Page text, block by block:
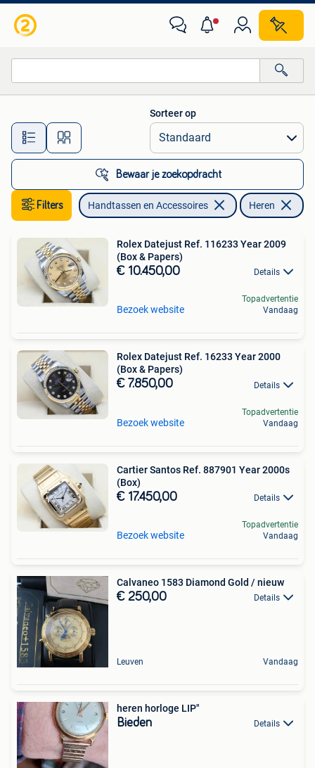
Alle afstanden…
Sorteer op
Bewaar je zoekopdracht
Filters Handtassen en Accessoires Heren
Rolex Datejust Ref. 116233 Year 2009
(Box & Papers)
€ 10.450,00 Details
Bezoek website
Topadvertentie
Vandaag
Rolex Datejust Ref. 16233 Year 2000
(Box & Papers)
€ 7.850,00 Details
Bezoek website
Topadvertentie
Vandaag
Cartier Santos Ref. 887901 Year 2000s
(Box)
€ 17.450,00 Details
Bezoek website
Topadvertentie
Vandaag
Calvaneo 1583 Diamond Gold / nieuw
€ 250,00 Details
Leuven Vandaag
heren horloge LIP"
Bieden Details